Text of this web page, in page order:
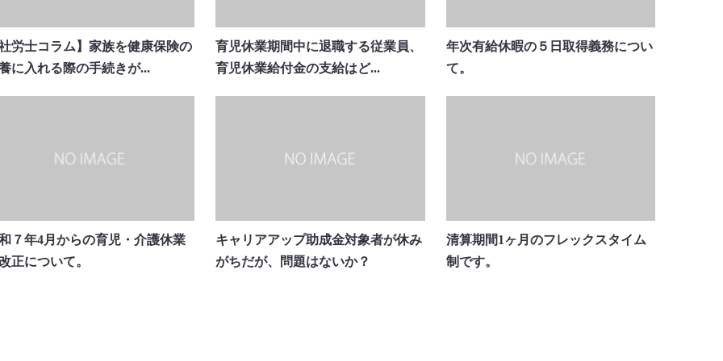
社労士コラム】家族を健康保険の
に入れる際の手続きが...
育児休業期間中に退職する従業員、
育児休業給付金の支給はど...
年次有給休暇の５日取得義務につい
て。
７年4月からの育児・介護休業
正について。
キャリアアップ助成金対象者が休み
がちだが、問題はないか？
清算期間1ヶ月のフレックスタイム
制です。